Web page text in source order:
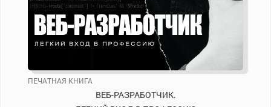
ПЕЧАТНАЯ КНИГА
ВЕБ-РАЗРАБОТЧИК.